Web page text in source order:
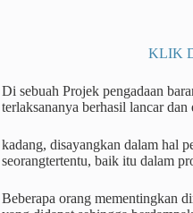
KLIK
Di sebuah Projek pengadaan
terlaksananya berhasil lancar
kadang, disayangkan dalam hal
seorangtertentu, baik itu dalam
Beberapa orang mementingkan